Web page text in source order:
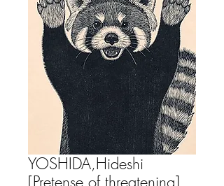
YOSHIDA,Hideshi
[Pretense of threatening]